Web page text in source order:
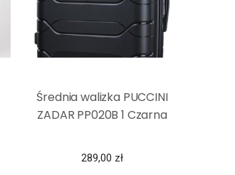
Średnia walizka PUCCINI
ZADAR PP020B 1 Czarna
289,00 zł